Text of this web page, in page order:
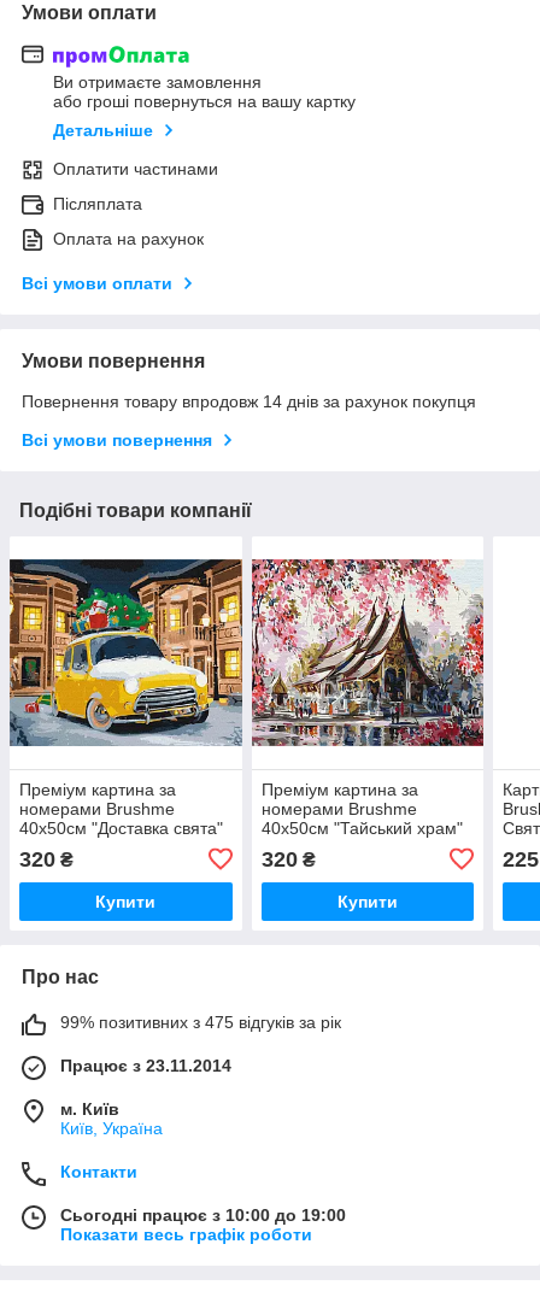
Умови оплати
Ви отримаєте замовлення
або гроші повернуться на вашу картку
Детальніше
Оплатити частинами
Післяплата
Оплата на рахунок
Всі умови оплати
Умови повернення
Повернення товару впродовж 14 днів за рахунок покупця
Всі умови повернення
Подібні товари компанії
Преміум картина за
номерами Brushme
40x50см "Доставка свята"
320 ₴
Купити
Преміум картина за
номерами Brushme
40x50см "Тайський храм"
320₴
Купити
225
Про нас
99% позитивних з 475 відгуків за рік
Працює з 23.11.2014
м. Київ
Київ, Україна
Контакти
Сьогодні працює з 10:00 до 19:00
Показати весь графік роботи